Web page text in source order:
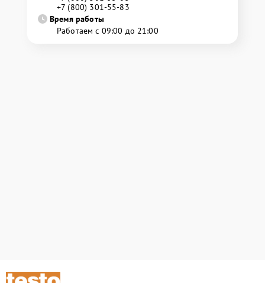
+7 (800) 301-55-83
Время работы
Работаем с 09:00 до 21:00